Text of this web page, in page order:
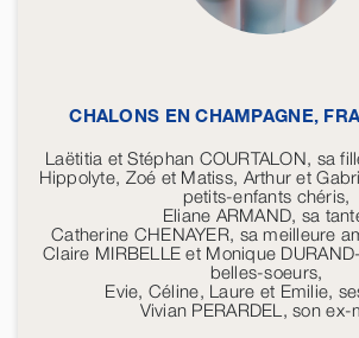
CHALONS EN CHAMPAGNE,
Laëtitia et Stéphan COURTALON, sa
Hippolyte, Zoé et Matiss, Arthur et
petits-enfants chéris,
Eliane ARMAND, sa
Catherine CHENAYER, sa meilleure
Claire MIRBELLE et Monique
belles-soeurs,
Evie, Céline, Laure et Emilie,
Vivian PERARDEL, son ex-